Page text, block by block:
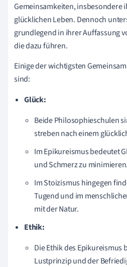
Gemeinsamkeiten, insbesondere
glücklichen Leben. Dennoch
grundlegend in ihrer Auffassung
die dazu führen.
Einige der wichtigsten
sind:
Glück:
Beide Philosophieschulen
streben nach einem
Im Epikureismus bedeutet
und Schmerz zu minimieren.
Im Stoizismus hingegen
Tugend und im
mit der Natur.
Ethik:
Die Ethik des Epikureismus
Lustprinzip und der